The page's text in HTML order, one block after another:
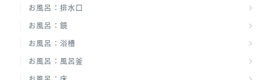
お風呂：排水口
お風呂：鏡
お風呂：浴槽
お風呂：風呂釜